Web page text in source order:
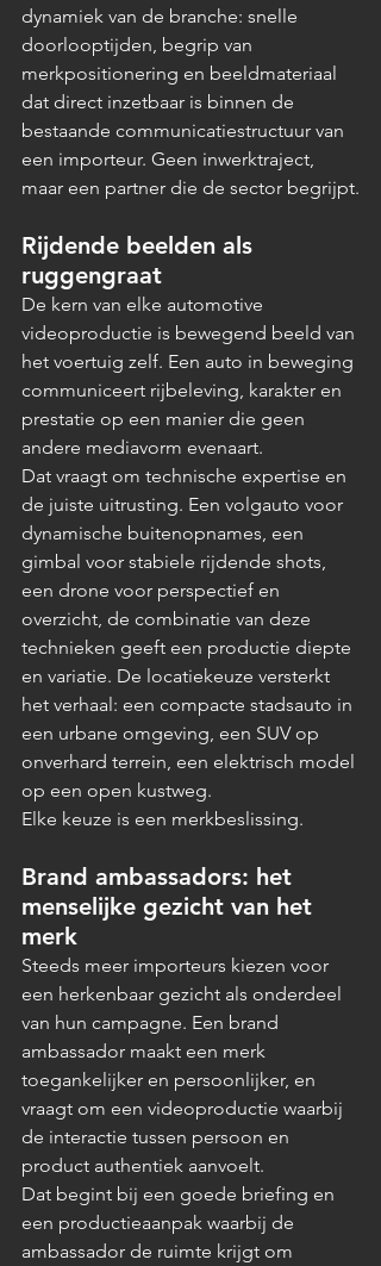
dynamiek van de branche: snelle
doorlooptijden, begrip van
merkpositionering en beeldmateriaal
dat direct inzetbaar is binnen de
bestaande communicatiestructuur van
een importeur. Geen inwerktraject,
maar een partner die de sector begrijpt.
Rijdende beelden als
ruggengraat
De kern van elke automotive
videoproductie is bewegend beeld van
het voertuig zelf. Een auto in beweging
communiceert rijbeleving, karakter en
prestatie op een manier die geen
andere mediavorm evenaart.
Dat vraagt om technische expertise en
de juiste uitrusting. Een volgauto voor
dynamische buitenopnames, een
gimbal voor stabiele rijdende shots,
een drone voor perspectief en
overzicht, de combinatie van deze
technieken geeft een productie diepte
en variatie. De locatiekeuze versterkt
het verhaal: een compacte stadsauto in
een urbane omgeving, een SUV op
onverhard terrein, een elektrisch model
op een open kustweg.
Elke keuze is een merkbeslissing.
Brand ambassadors: het
menselijke gezicht van het
merk
Steeds meer importeurs kiezen voor
een herkenbaar gezicht als onderdeel
van hun campagne. Een brand
ambassador maakt een merk
toegankelijker en persoonlijker, en
vraagt om een videoproductie waarbij
de interactie tussen persoon en
product authentiek aanvoelt.
Dat begint bij een goede briefing en
een productieaanpak waarbij de
ambassador de ruimte krijgt om